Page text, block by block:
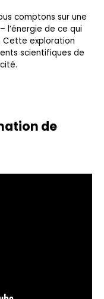
comptons sur une
l’énergie de ce qui
Cette exploration
scientifiques de
de